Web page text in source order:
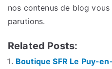
nos contenus de blog
parutions.
Related Posts:
Boutique SFR Le Puy-